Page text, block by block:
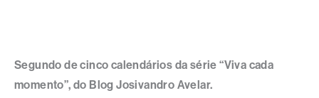
Segundo de cinco calendários da série “Viva cada
momento”, do Blog Josivandro Avelar.